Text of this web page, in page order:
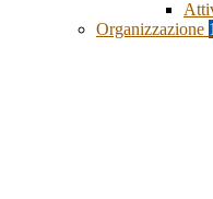
Organizzazione